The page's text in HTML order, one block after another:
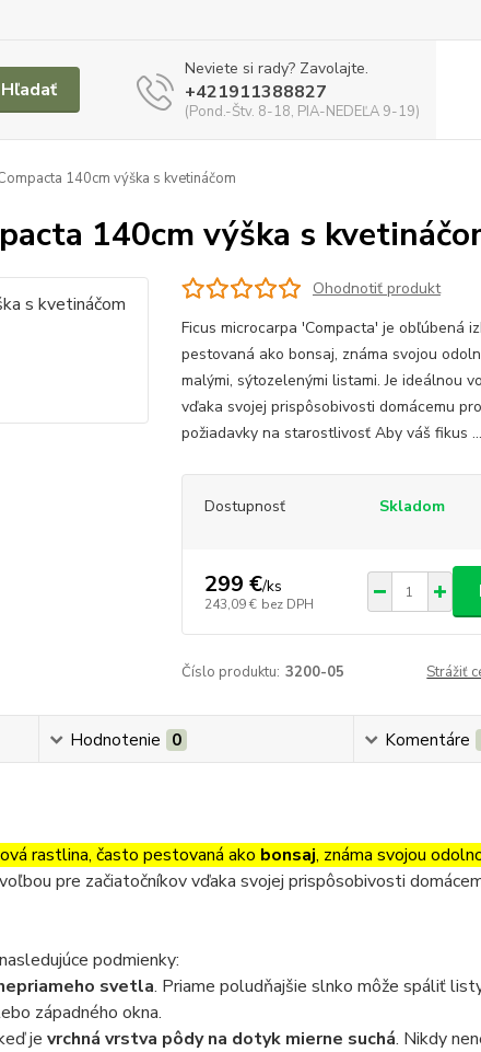
Hľadať
Neviete si rady? Zavolajte.
+421911388827
(Pond.-Štv. 8-18, PIA-NEDEĽA 9-19)
140cm výška s kvetináčom
140cm výška s
Ohodnotiť produkt
Ficus microcarpa 'Compacta' je obľúbená
pestovaná ako bonsaj, známa svojou
malými, sýtozelenými listami. Je ideálnou
vďaka svojej prispôsobivosti domácemu
požiadavky na starostlivosť Aby váš fikus ...
Dostupnosť Skladom
299 €/ks
243,09 € bez DPH
Číslo produktu: 3200-05 Strážiť
Hodnotenie 0 Komentáre
rastlina, často pestovaná ako bonsaj, známa svojou
pre začiatočníkov vďaka svojej prispôsobivosti
podmienky:
svetla. Priame poludňajšie slnko môže spáliť
západného okna.
je vrchná vrstva pôdy na dotyk mierne suchá. Nikdy